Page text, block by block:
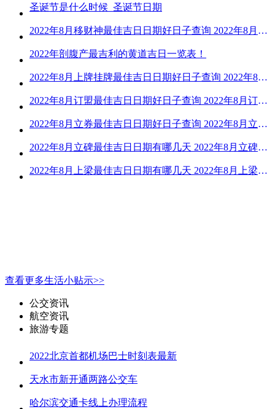
圣诞节是什么时候_圣诞节日期
2022年8月移财神最佳吉日日期好日子查询 2022年8月移财神吉日一览
2022年剖腹产最吉利的黄道吉日一览表！
2022年8月上牌挂牌最佳吉日日期好日子查询 2022年8月上牌吉日精选
2022年8月订盟最佳吉日日期好日子查询 2022年8月订盟黄道吉日一览
2022年8月立券最佳吉日日期好日子查询 2022年8月立券的黄道吉日一览
2022年8月立碑最佳吉日日期有哪几天 2022年8月立碑吉日查询
2022年8月上梁最佳吉日日期有哪几天 2022年8月上梁的黄道吉日
查看更多生活小贴示>>
公交资讯
航空资讯
旅游专题
2022北京首都机场巴士时刻表最新
天水市新开通两路公交车
哈尔滨交通卡线上办理流程